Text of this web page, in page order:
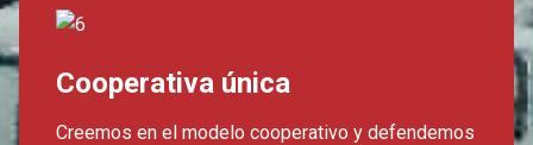
Cooperativa única
Creemos en el modelo cooperativo y defendemos